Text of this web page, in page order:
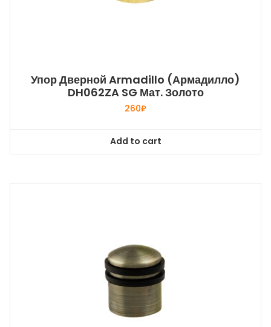
Упор Дверной Armadillo (Армадилло)
DH062ZA SG Мат. Золото
260₽
Add to cart